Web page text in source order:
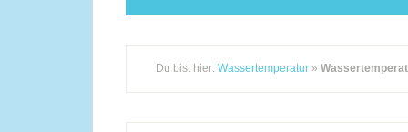
Du bist hier: Wassertemperatur »